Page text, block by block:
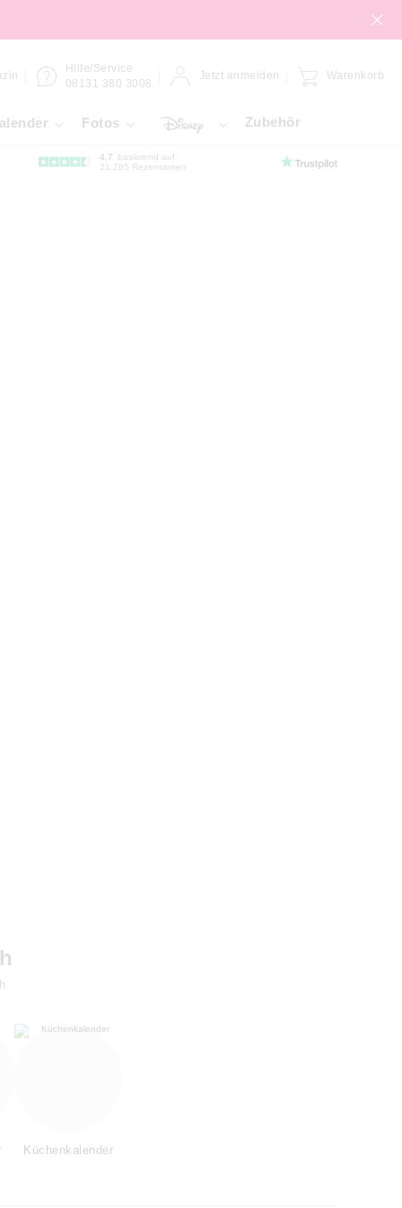
Hilfe/Service
08131 380 3008
Jetzt anmelden Warenkorb
Fotos Zubehör
4.7
basierend auf
21.285 Rezensionen
Küchenkalender